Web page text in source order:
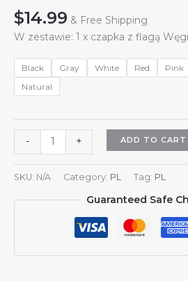
$14.99 & Free Shipping
W zestawie: 1 x czapka z flagą
Black Gray White Red Pink
Natural
-
z
flagą
Węgier
Czapki
+ ADD TO CART
SKU: N/A Category: PL Tag: PL
Guaranteed Safe